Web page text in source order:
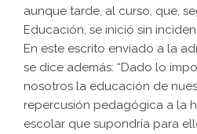
aunque tarde, al curso, que,
Educación, se inició sin
En este escrito enviado a la
se dice además: “Dado lo
nosotros la educación de
repercusión pedagógica a la
escolar que supondría para